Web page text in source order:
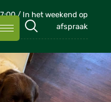
/ In het weekend op
afspraak